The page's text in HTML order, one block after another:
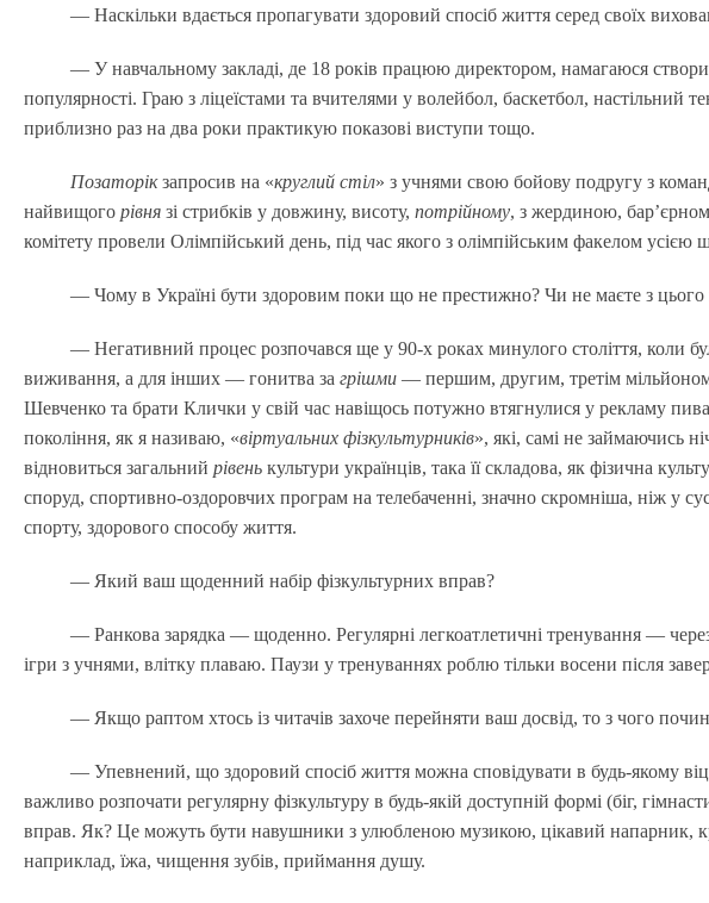
— Наскільки вдається пропагувати здоровий спосіб життя серед своїх
— У навчальному закладі, де 18 років працюю директором, намагаюся
популярності. Граю з ліцеїстами та вчителями у волейбол, баскетбол, настільний
приблизно раз на два роки практикую показові виступи тощо.
Позаторікзапросив на «круглий стіл» з учнями свою бойову подругу з
найвищого рівня зі стрибків у довжину, висоту, потрійному, з жердиною,
комітету провели Олімпійський день, під час якого з олімпійським факелом
— Чому в Україні бути здоровим поки що не престижно? Чи не маєте з цього
— Негативний процес розпочався ще у 90-х роках минулого століття, коли
виживання, а для інших — гонитва за грішми — першим, другим, третім
Шевченко та брати Клички у свій час навіщось потужно втягнулися у рекламу
покоління, як я називаю, «віртуальних фізкультурників», які, самі не займаючись
відновиться загальний рівень культури українців, така її складова, як фізична
споруд, спортивно-оздоровчих програм на телебаченні, значно скромніша, ніж у
спорту, здорового способу життя.
— Який ваш щоденний набір фізкультурних вправ?
— Ранкова зарядка — щоденно. Регулярні легкоатлетичні тренування —
ігри з учнями, влітку плаваю. Паузи у тренуваннях роблю тільки восени після
— Якщо раптом хтось із читачів захоче перейняти ваш досвід, то з чого
— Упевнений, що здоровий спосіб життя можна сповідувати в будь-якому
важливо розпочати регулярну фізкультуру в будь-якій доступній формі (біг,
вправ. Як? Це можуть бути навушники з улюбленою музикою, цікавий напарник,
наприклад, їжа, чищення зубів, приймання душу.